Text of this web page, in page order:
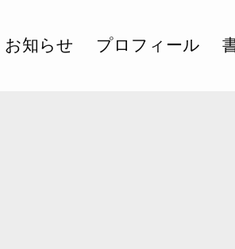
お知らせ プロフィール